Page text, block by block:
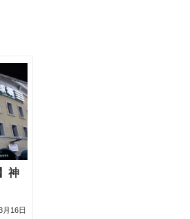
神
月16日